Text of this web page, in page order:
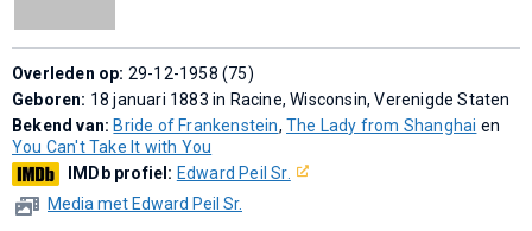
Overleden op: 29-12-1958 (75)
Geboren: 18 januari 1883 in Racine, Wisconsin, Verenigde Staten
Bekend van: Bride of Frankenstein,The Lady from Shanghai en
You Can't Take It with You
IMDb profiel: Edward Peil Sr.
Media met Edward Peil Sr.